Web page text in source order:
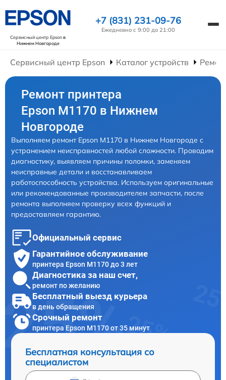
Сервисный центр Epsonв
Нижнем Новгороде
+7 (831) 231-09-76
Ежедневно с 9:00 до 21:00
Сервисный центр Epson Каталог устройств
Ремонт принтера
Epson M1170 в Нижнем
Новгороде
Выполняем ремонт Epson M1170 в Нижнем Новгороде с
устранением неисправностей любой сложности. Проводим
диагностику, выявляем причины поломки, заменяем
неисправные детали и восстанавливаем
работоспособность устройства. Используем оригинальные
или рекомендованные производителем запчасти, после
ремонта выполняем проверку всех функций и
предоставляем гарантию.
Официальный сервис
Гарантийное обслуживание
принтера Epson M1170 до 3 лет
Диагностика за наш счет,
ремонт по желанию
Бесплатный выезд курьера
в день обращения
Срочный ремонт
принтера Epson M1170 от 35 минут
Бесплатная консультация со
специалистом